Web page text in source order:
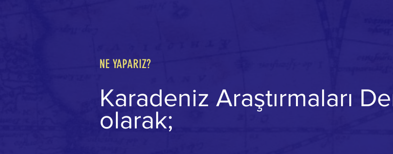
NE YAPARIZ?
Karadeniz Araştırmaları
olarak;